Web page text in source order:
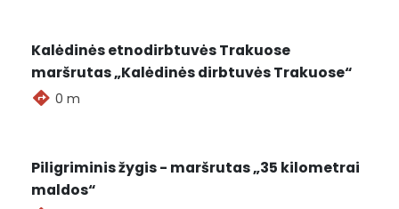
Kalėdinės etnodirbtuvės Trakuose
maršrutas „Kalėdinės dirbtuvės Trakuose“
0 m
Piligriminis žygis - maršrutas „35 kilometrai
maldos“
Maršrutai Renginiai